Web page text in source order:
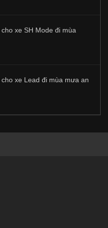
xe SH Mode đi mùa
xe Lead đi mùa mưa an